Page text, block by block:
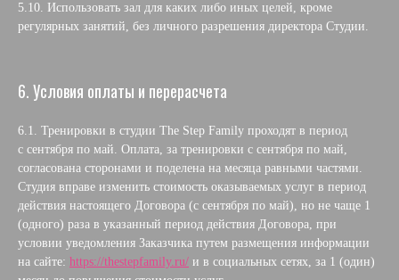
5.10. Использовать зал для каких либо иных целей, кроме
регулярных занятий, без личного разрешения директора Студии.
6. Условия оплаты и перерасчета
6.1. Тренировки в студии The Step Family проходят в период
с сентября по май. Оплата, за тренировки с сентября по май,
согласована сторонами и поделена на месяца равными частями.
Студия вправе изменить стоимость оказываемых услуг в период
действия настоящего Договора (с сентября по май), но не чаще 1
(одного) раза в указанный период действия Договора, при
условии уведомления Заказчика путем размещения информации
на сайте: https://thestepfamily.ru/ и в социальных сетях, за 1 (один)